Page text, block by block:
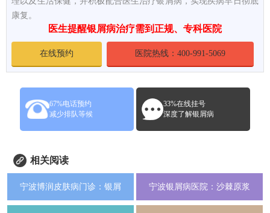
康复。
医生提醒银屑病治疗需到正规、专科医院
在线预约 医院热线：400-991-5069
67%电话预约
减少排队等候
33%在线挂号
深度了解银屑病
相关阅读
宁波博润皮肤病门诊：银屑 宁波银屑病医院：沙棘原浆